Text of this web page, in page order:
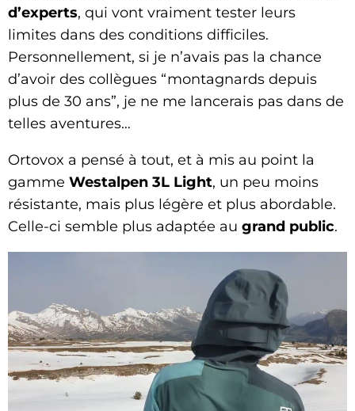
d’experts, qui vont vraiment tester leurs
limites dans des conditions difficiles.
Personnellement, si je n’avais pas la chance
d’avoir des collègues “montagnards depuis
plus de 30 ans”, je ne me lancerais pas dans de
telles aventures…
Ortovox a pensé à tout, et à mis au point la
gamme Westalpen 3L Light, un peu moins
résistante, mais plus légère et plus abordable.
Celle-ci semble plus adaptée au grand public.